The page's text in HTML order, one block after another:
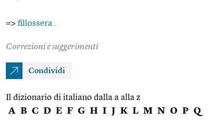
=> fillossera
Correzioni e suggerimenti
Condividi
Il dizionario di italiano dalla a alla z
A B C D E F G H I J K L M N O P Q